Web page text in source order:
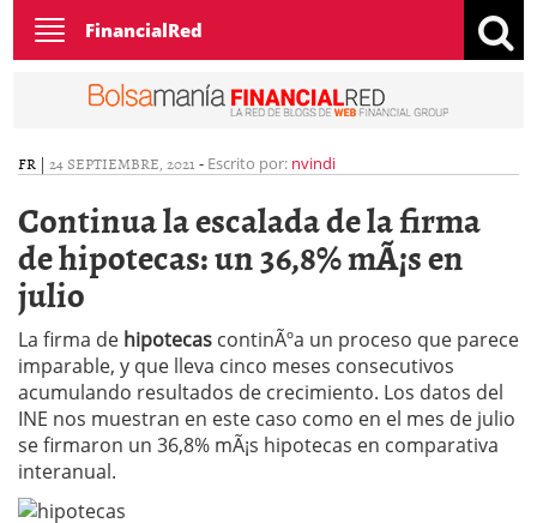
Toggle
navigation
FinancialRed
FR | 24 SEPTIEMBRE, 2021 - Escrito por: nvindi
Continua la escalada de la firma
de hipotecas: un 36,8% mÃ¡s en
julio
La firma de hipotecas continÃºa un proceso que parece
imparable, y que lleva cinco meses consecutivos
acumulando resultados de crecimiento. Los datos del
INE nos muestran en este caso como en el mes de julio
se firmaron un 36,8% mÃ¡s hipotecas en comparativa
interanual.